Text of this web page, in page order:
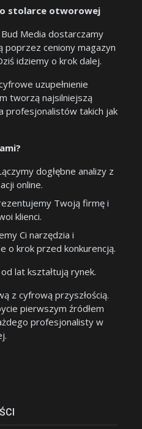
stolarce otworowej
Media dostarczamy
poprzez ceniony magazyn
idziemy o krok dalej.
uzupełnienie
tworzą najsilniejszą
profesjonalistów takich jak
dogłębne analizy z
online.
Twoją firmę i
klienci.
Ci narzędzia i
o krok przed konkurencją.
lat kształtują rynek.
z cyfrową przyszłością.
pierwszym źródłem
profesjonalisty w